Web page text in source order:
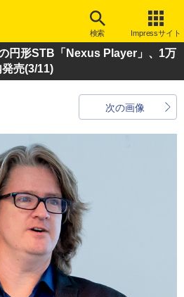
検索 Impressサイト
円形STB「Nexus Player」、1万
売(3/11)
次の画像